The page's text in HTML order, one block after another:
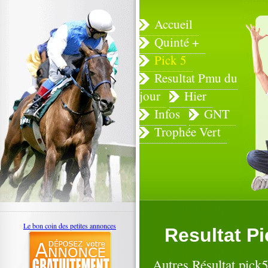
Accueil
Quinté +
Pick 5
Resultat Pmu du
jour
Hier
Infos
GNT
Trophée Vert
Resultat
Autres Résultat
Le bon coin des petites annonces